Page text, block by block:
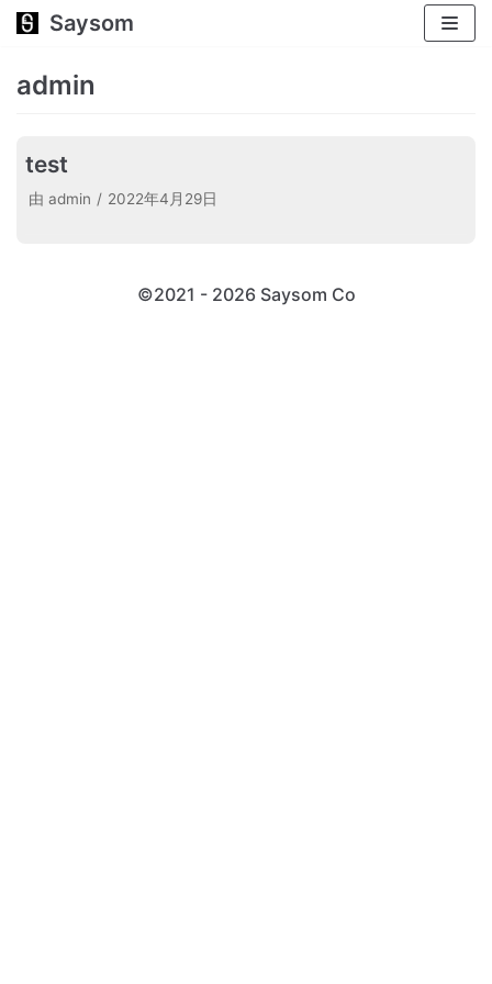
跳
正
Saysom
admin
test
由 admin 2022年4月29日
©2021 - 2026 Saysom Co